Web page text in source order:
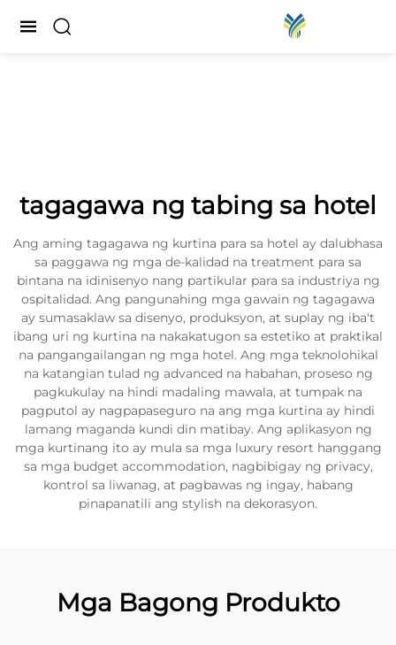
tagagawa ng tabing sa hotel
Ang aming tagagawa ng kurtina para sa hotel ay dalubhasa
sa paggawa ng mga de-kalidad na treatment para sa
bintana na idinisenyo nang partikular para sa industriya ng
ospitalidad. Ang pangunahing mga gawain ng tagagawa
ay sumasaklaw sa disenyo, produksyon, at suplay ng iba't
ibang uri ng kurtina na nakakatugon sa estetiko at praktikal
na pangangailangan ng mga hotel. Ang mga teknolohikal
na katangian tulad ng advanced na habahan, proseso ng
pagkukulay na hindi madaling mawala, at tumpak na
pagputol ay nagpapaseguro na ang mga kurtina ay hindi
lamang maganda kundi din matibay. Ang aplikasyon ng
mga kurtinang ito ay mula sa mga luxury resort hanggang
sa mga budget accommodation, nagbibigay ng privacy,
kontrol sa liwanag, at pagbawas ng ingay, habang
pinapanatili ang stylish na dekorasyon.
Mga Bagong Produkto